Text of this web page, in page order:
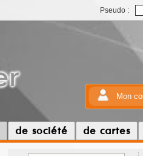
Pseudo :
Mon
de société de cartes